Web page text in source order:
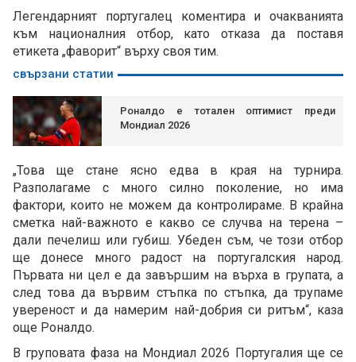
Легендарният португалец коментира и очакванията
към националния отбор, като отказа да поставя
етикета „фаворит“ върху своя тим.
свързани статии
Роналдо е тотален оптимист преди
Мондиал 2026
„Това ще стане ясно едва в края на турнира.
Разполагаме с много силно поколение, но има
фактори, които не можем да контролираме. В крайна
сметка най-важното е какво се случва на терена –
дали печелиш или губиш. Убеден съм, че този отбор
ще донесе много радост на португалския народ.
Първата ни цел е да завършим на върха в групата, а
след това да вървим стъпка по стъпка, да трупаме
увереност и да намерим най-добрия си ритъм“, каза
още Роналдо.
В груповата фаза на Мондиал 2026 Португалия ще се